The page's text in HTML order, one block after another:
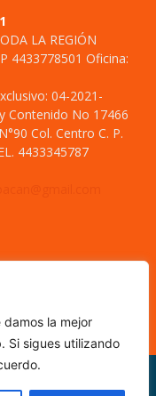
la mejor
Si sigues utilizando
LA REGIÓN
4433778501 Oficina:
04-2021-
Contenido No 17466
Col. Centro C. P.
4433345787